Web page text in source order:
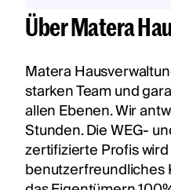
Über Matera
Matera
starken Team und
allen Ebenen. Wir
Stunden. Die WEG-
zertifizierte Profis
benutzerfreundliches